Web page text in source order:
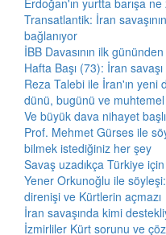
Erdoğan'ın yurtta barışa
Transatlantik: İran
bağlanıyor
İBB Davasının ilk
Hafta Başı (73): İran
Reza Talebi ile İran'ın
dünü, bugünü ve muhtemel
Ve büyük dava nihayet
Prof. Mehmet Gürses ile
bilmek istediğiniz her şey
Savaş uzadıkça Türkiye
Yener Orkunoğlu ile
direnişi ve Kürtlerin açmazı
İran savaşında kimi
İzmirliler Kürt sorunu ve